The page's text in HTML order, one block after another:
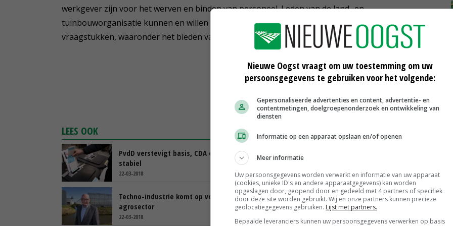
werkgever zijn voor het werven en binden van personeel. Leden van de land- en
tuinbouworganisatie kunnen en willen een bijdrage leveren aan het oplossen van maatschappelijke
vraagstukken, waaronder het bieden van werk voor asielzoekers en statushouders.
LEES OOK
PvdD verstevigt basis, CDA en VVD
stabiel
22-03-2018 22-03-2018
Techno-industrie komt op voor
agrosector
22-03-2018
Iets hogere opkomst bij
gemeenteraadsverkiezingen
Nieuwe Oogst vraagt om uw toestemming om uw
persoonsgegevens te gebruiken voor het volgende:
Gepersonaliseerde advertenties en content, advertentie- en
contentmetingen, doelgroepenonderzoek en ontwikkeling van
diensten
Informatie op een apparaat opslaan en/of openen
Meer informatie
Uw persoonsgegevens worden verwerkt en informatie van uw apparaat
(cookies, unieke ID's en andere apparaatgegevens) kan worden
opgeslagen door, geopend door en gedeeld met 4 partners of specifiek
door deze site worden gebruikt. Wij en onze partners kunnen precieze
geolocatiegegevens gebruiken. Lijst met partners.
Bepaalde leveranciers kunnen uw persoonsgegevens verwerken op basis